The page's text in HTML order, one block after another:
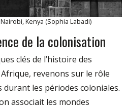
Kenya (Sophia Labadi)
de la colonisation
clés de l’histoire des
revenons sur le rôle
les périodes coloniales.
associait les mondes